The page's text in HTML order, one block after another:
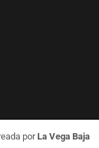
porLa Vega Baja